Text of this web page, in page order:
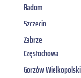
Radom
Szczecin
Zabrze
Częstochowa
Gorzów Wielkopolski